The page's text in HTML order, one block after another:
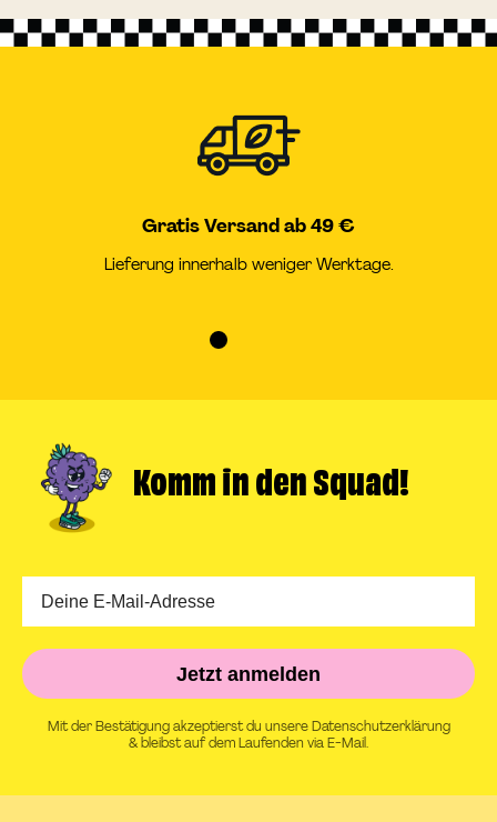
Gratis Versand ab 49 €
Lieferung innerhalb weniger Werktage.
Zur
Komm in den Squad!
Jetzt anmelden
Mit der Bestätigung akzeptierst du unsere Datenschutzerklärung
& bleibst auf dem Laufenden via E-Mail.